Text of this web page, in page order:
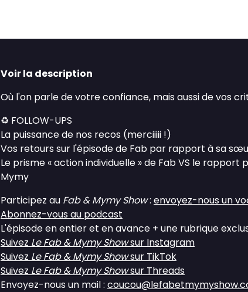
Voir la description
Où l'on parle de votre confiance, mais aussi de vos
♻️ FOLLOW-UPS
La puissance de nos recos (merciiiii !)
Vos retours sur l'épisode de Fab par rapport à sa
Le prisme « action individuelle » de Fab VS le rapport
Mymy
Participez au Fab & Mymy Show: envoyez-nous un
Abonnez-vous au podcast
L'épisode en entier et en avance + une rubrique
Suivez Le Fab & Mymy Showsur Instagram
Suivez Le Fab & Mymy Showsur TikTok
Suivez Le Fab & Mymy Showsur Threads
Envoyez-nous un mail :